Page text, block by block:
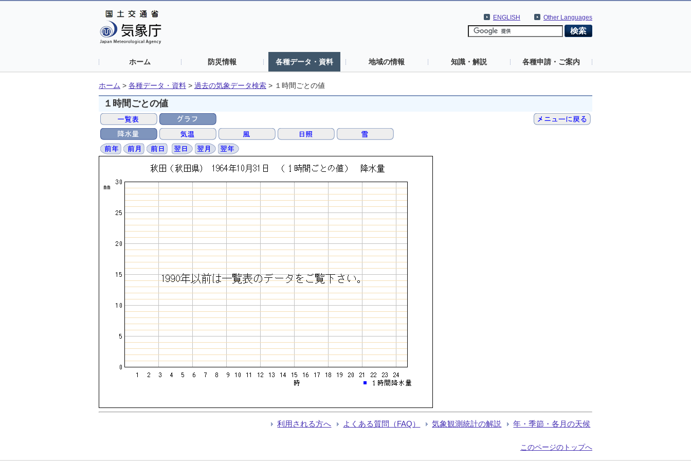
Other Languages
ENGLISH
ホーム 防災情報 各種データ・資料 地域の情報 知識・解説 各種申請・ご案内
ホーム > 各種データ・資料 > 過去の気象データ検索 > １時間ごとの値
１時間ごとの値
利用される方へ よくある質問（FAQ） 気象観測統計の解説 年・季節・各月の天候
このページのトップへ